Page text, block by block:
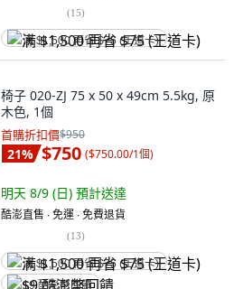
(15)
满 $1,500 再省 $75 (王道卡)
椅子 020-ZJ 75 x 50 x 49cm 5.5kg, 原
木色, 1個
首購折扣價$950
21% $750 ($750.00/1個)
明天 8/9 (日) 預計送達
酷澎直售 ∙ 免運 ∙ 免費退貨
(13)
满 $1,500 再省 $75 (王道卡)
$9 酷澎幣回饋